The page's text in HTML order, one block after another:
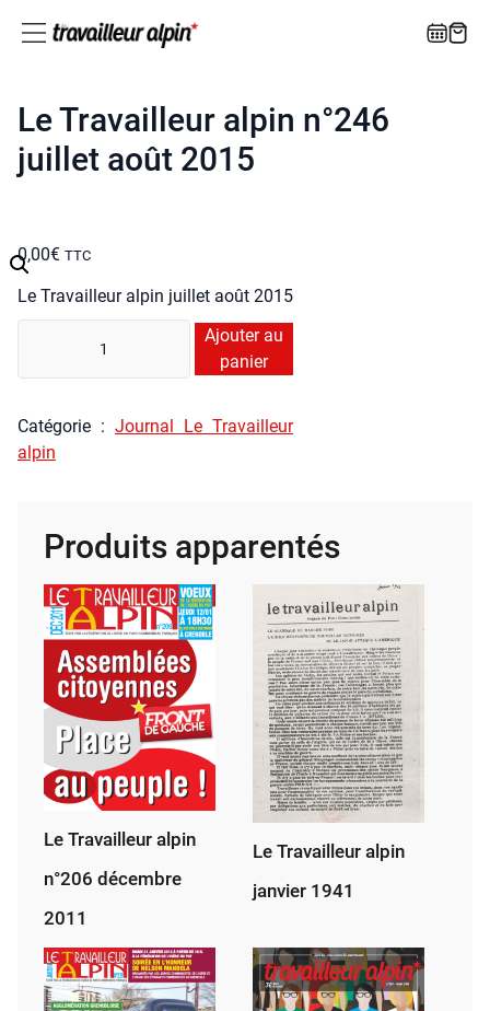
Le Travailleur alpin n°246
juillet août 2015
0,00€ TTC
Le Tra­vailleur alpin juillet août 2015
té
Le
Tra­
n°246
août
2015
Ajouter au
panier
Caté­go­rie : Jour­nal Le Tra­vailleur
alpin
Produits apparentés
Le Travailleur alpin
n°206 décembre
2011
Le Travailleur alpin
janvier 1941